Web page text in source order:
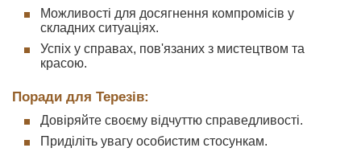
Можливості для досягнення компромісів у
складних ситуаціях.
Успіх у справах, пов'язаних з мистецтвом та
красою.
Поради для Терезів:
Довіряйте своєму відчуттю справедливості.
Приділіть увагу особистим стосункам.